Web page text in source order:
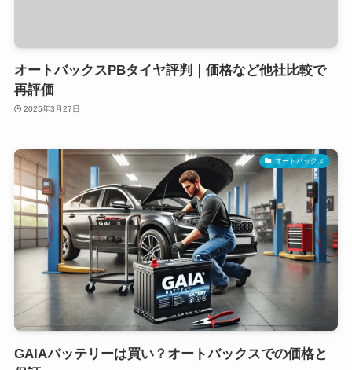
オートバックスPBタイヤ評判｜価格など他社比較で
再評価
2025年3月27日
オートバックス
GAIAバッテリーは買い？オートバックスでの価格と